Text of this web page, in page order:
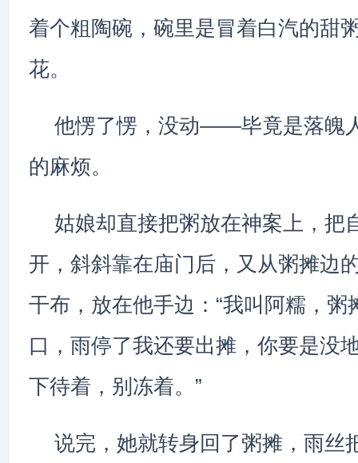
着个粗陶碗，碗里是冒着白汽的甜
花。
他愣了愣，没动——毕竟是落魄
的麻烦。
姑娘却直接把粥放在神案上，把
开，斜斜靠在庙门后，又从粥摊边
干布，放在他手边：“我叫阿糯，粥
口，雨停了我还要出摊，你要是没
下待着，别冻着。”
说完，她就转身回了粥摊，雨丝